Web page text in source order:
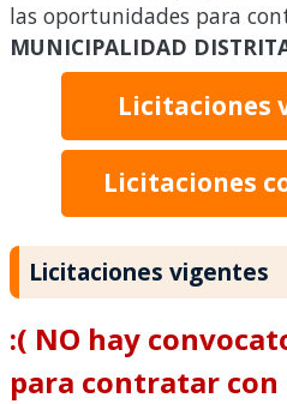
las oportunidades para
MUNICIPALIDAD
Licitaciones
Licitaciones
Licitaciones vigentes
:( NO hay
para contratar